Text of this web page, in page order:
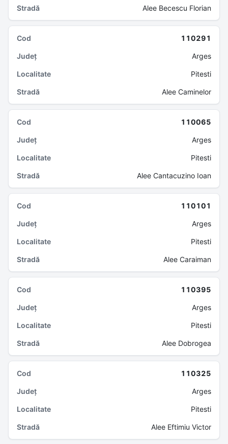
Alee Becescu Florian
110291
Arges
Pitesti
Alee Caminelor
110065
Arges
Pitesti
Alee Cantacuzino Ioan
110101
Arges
Pitesti
Alee Caraiman
110395
Arges
Pitesti
Alee Dobrogea
110325
Arges
Pitesti
Alee Eftimiu Victor